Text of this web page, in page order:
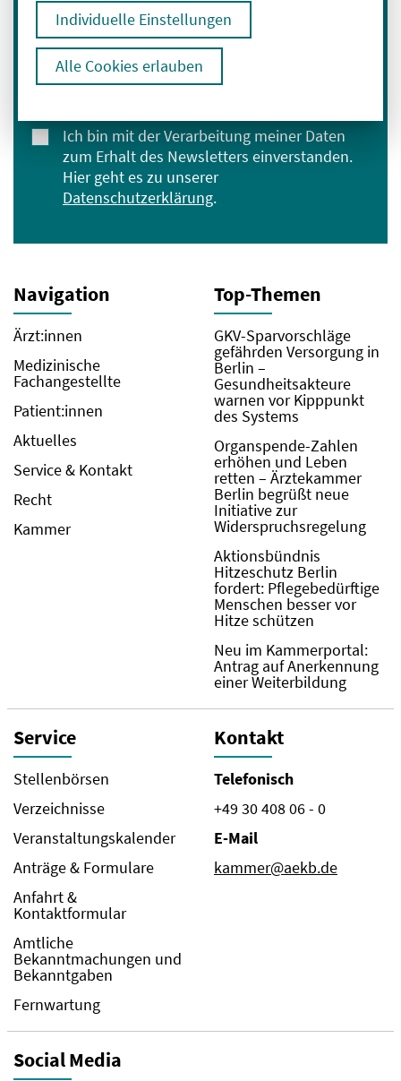
Individuelle Einstellungen
Alle Cookies erlauben
E-Mail-Adresse eingeben
Ich bin mit der Verarbeitung meiner Daten
zum Erhalt des Newsletters einverstanden.
Hier geht es zu unserer
Datenschutzerklärung.
Anmelden
Navigation
Ärzt:innen
Medizinische
Fachangestellte
Patient:innen
Aktuelles
Service & Kontakt
Recht
Kammer
Top-Themen
GKV-Sparvorschläge
gefährden Versorgung in
Berlin –
Gesundheitsakteure
warnen vor Kipppunkt
des Systems
Organspende-Zahlen
erhöhen und Leben
retten – Ärztekammer
Berlin begrüßt neue
Initiative zur
Widerspruchsregelung
Aktionsbündnis
Hitzeschutz Berlin
fordert: Pflegebedürftige
Menschen besser vor
Hitze schützen
Neu im Kammerportal:
Antrag auf Anerkennung
einer Weiterbildung
Service
Stellenbörsen
Verzeichnisse
Veranstaltungskalender
Anträge & Formulare
Anfahrt &
Kontaktformular
Amtliche
Bekanntmachungen und
Bekanntgaben
Fernwartung
Kontakt
Telefonisch
+49 30 408 06 - 0
E-Mail
kammer@aekb.de
Social Media